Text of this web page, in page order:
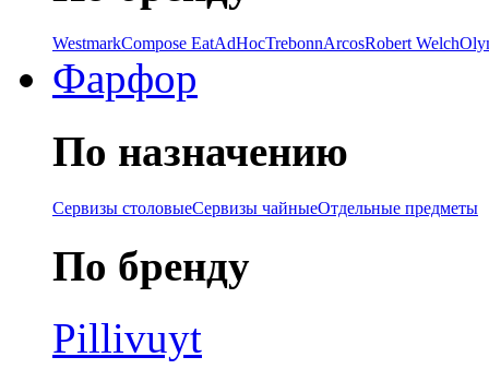
WestmarkCompose EatAdHocTrebonnArcosRobert Welch
Фарфор
По назначению
Сервизы столовыеСервизы чайныеОтдельные предметы
По бренду
Pillivuyt